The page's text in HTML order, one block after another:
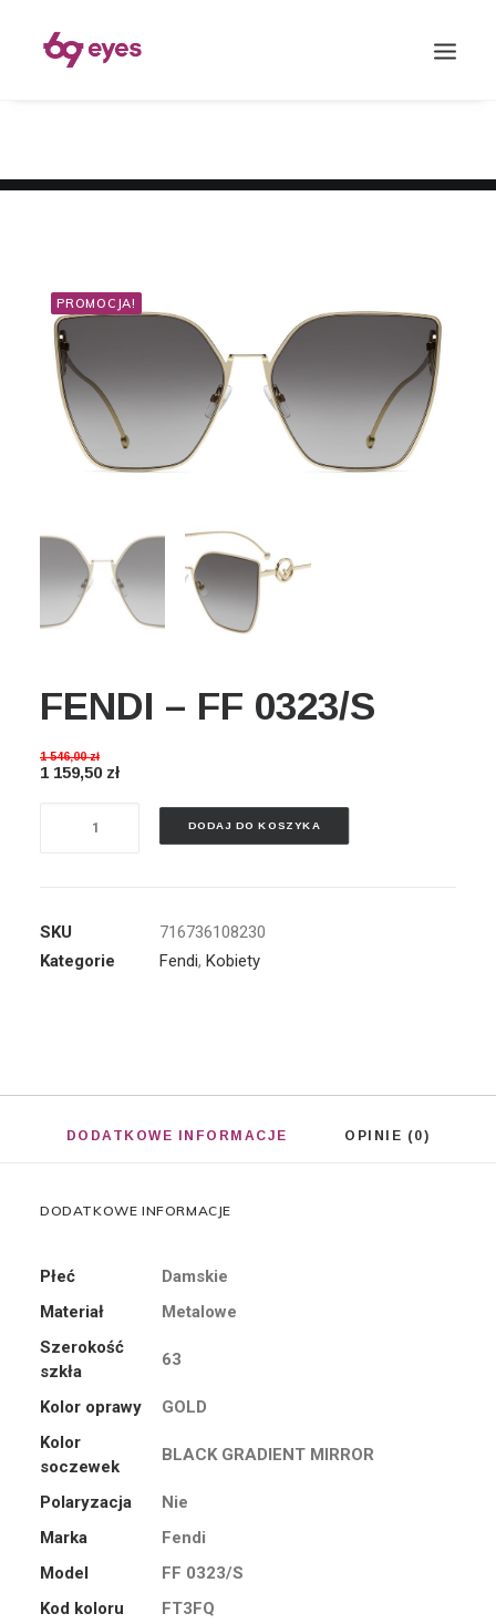
Wyszukiwanie
Koszyk
PROMOCJA!
FENDI – FF 0323/S
1 546,00zł
1 159,50 zł
0323/S
DODAJ DO KOSZYKA
SKU
716736108230
Kategorie
Fendi, Kobiety
DODATKOWE INFORMACJE OPINIE (0)
DODATKOWE INFORMACJE
Płeć
Damskie
Materiał
Metalowe
Szerokość
szkła
63
Kolor oprawy
GOLD
Kolor
soczewek
BLACK GRADIENT MIRROR
Polaryzacja
Nie
Marka
Fendi
Model
FF 0323/S
Kod koloru
FT3FQ